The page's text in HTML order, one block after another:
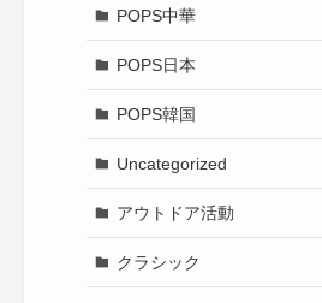
POPS中華
POPS日本
POPS韓国
Uncategorized
アウトドア活動
クラシック